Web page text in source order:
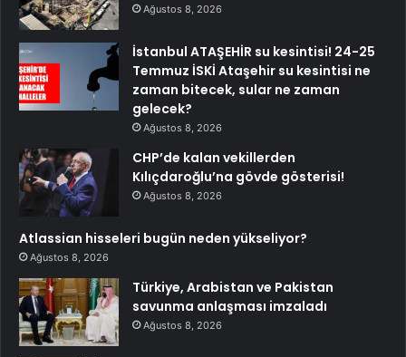
Ağustos 8, 2026
İstanbul ATAŞEHİR su kesintisi! 24-25
Temmuz İSKİ Ataşehir su kesintisi ne
zaman bitecek, sular ne zaman
gelecek?
Ağustos 8, 2026
CHP’de kalan vekillerden
Kılıçdaroğlu’na gövde gösterisi!
Ağustos 8, 2026
Atlassian hisseleri bugün neden yükseliyor?
Ağustos 8, 2026
Türkiye, Arabistan ve Pakistan
savunma anlaşması imzaladı
Ağustos 8, 2026